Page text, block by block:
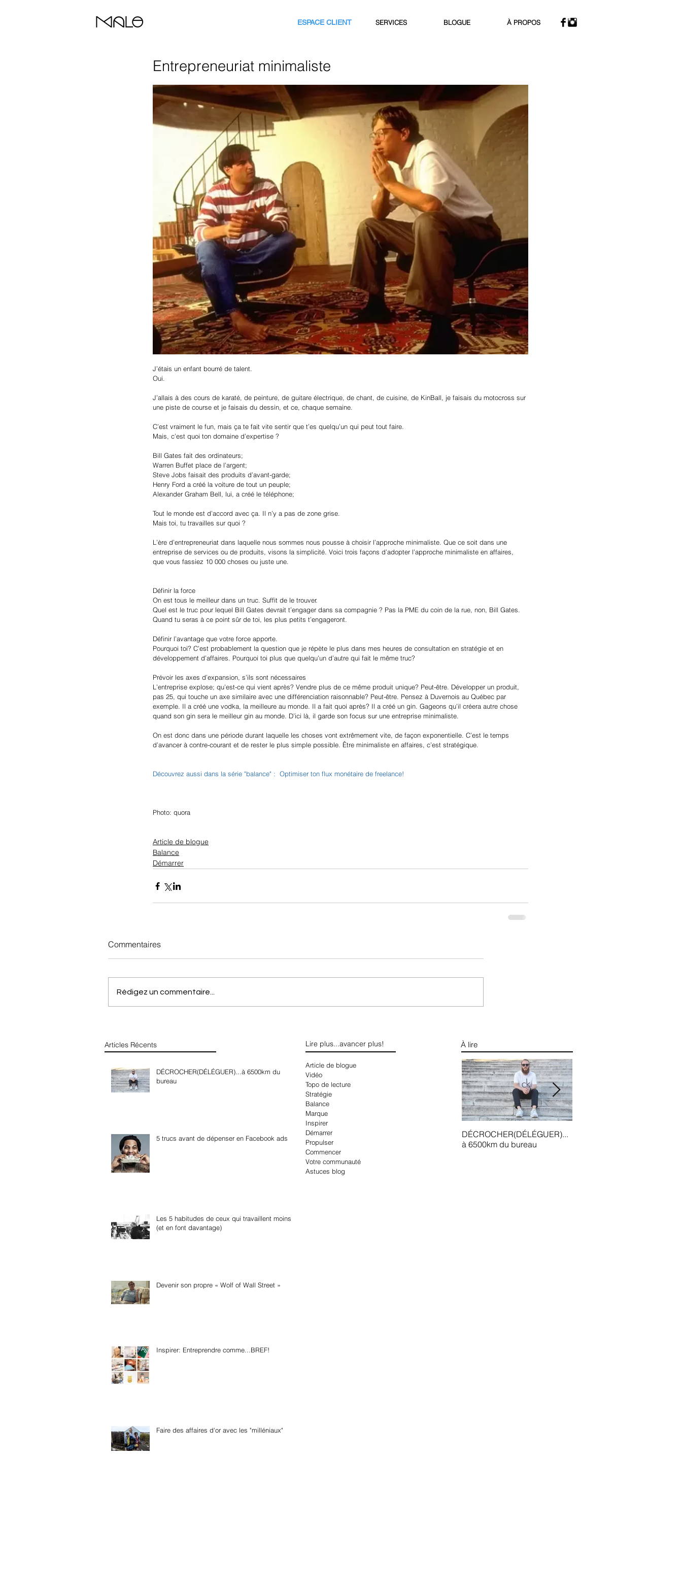
ESPACE CLIENT SERVICES BLOGUE À PROPOS
Entrepreneuriat minimaliste
J’étais un enfant bour­ré de talent.
Oui.
J’allais à des cours de karaté, de peinture, de guitare électrique, de chant, de cuisine, de KinBall, je faisais du motocross sur
une piste de course et je faisais du dessin, et ce, chaque semaine.
C’est vraiment le fun, mais ça te fait vite sentir que t’es quelqu’un qui peut tout faire.
Mais, c’est quoi ton domaine d’expertise ?
Bill Gates fait des ordinateurs;
Warren Buffet place de l’argent;
Steve Jobs faisait des produits d’avant-garde;
Henry Ford a créé la voiture de tout un peuple;
Alexander Graham Bell, lui, a créé le téléphone;
Tout le monde est d’accord avec ça. Il n’y a pas de zone grise.
Mais toi, tu travailles sur quoi ?
L’ère d’entrepreneuriat dans laquelle nous sommes nous pousse à choisir l’approche minimaliste. Que ce soit dans une
entreprise de services ou de produits, visons la simplicité. Voici trois façons d’adopter l’approche minimaliste en affaires,
que vous fassiez 10 000 choses ou juste une.
Définir la force
On est tous le meilleur dans un truc. Suffit de le trouver.
Quel est le truc pour lequel Bill Gates devrait t’engager dans sa compagnie ? Pas la PME du coin de la rue, non, Bill Gates.
Quand tu seras à ce point sûr de toi, les plus petits t’engageront.
Définir l’avantage que votre force apporte.
Pourquoi toi? C’est probablement la question que je répète le plus dans mes heures de consultation en stratégie et en
développement d’affaires. Pourquoi toi plus que quelqu’un d’autre qui fait le même truc?
Prévoir les axes d’expansion, s’ils sont nécessaires
L’entreprise explose; qu’est-ce qui vient après? Vendre plus de ce même produit unique? Peut-être. Développer un produit,
pas 25, qui touche un axe similaire avec une différenciation raisonnable? Peut-être. Pensez à Duvernois au Québec par
exemple. Il a créé une vodka, la meilleure au monde. Il a fait quoi après? Il a créé un gin. Gageons qu’il créera autre chose
quand son gin sera le meilleur gin au monde. D’ici là, il garde son focus sur une entreprise minimaliste.
On est donc dans une période durant laquelle les choses vont extrêmement vite, de façon exponentielle. C’est le temps
d’avancer à contre-courant et de rester le plus simple possible. Être minimaliste en affaires, c’est stratégique.
Découvrez aussi dans la série "balance" : Optimiser ton flux monétaire de freelance!
Photo: quora
Article de blogue
Balance
Démarrer
Commentaires
Rédigez un commentaire...
Articles Récents
DÉCROCHER(DÉLÉGUER)...à 6500km du
bureau
5 trucs avant de dépenser en Facebook ads
Les 5 habitudes de ceux qui travaillent moins
(et en font davantage)
Devenir son propre « Wolf of Wall Street »
Inspirer: Entreprendre comme...BREF!
Faire des affaires d'or avec les "milléniaux"
Lire plus...avancer plus!
Article de blogue
Vidéo
Topo de lecture
Stratégie
Balance
Marque
Inspirer
Démarrer
Propulser
Commencer
Votre communauté
Astuces blog
À lire
DÉCROCHER(DÉLÉGUER)...
à 6500km du bureau